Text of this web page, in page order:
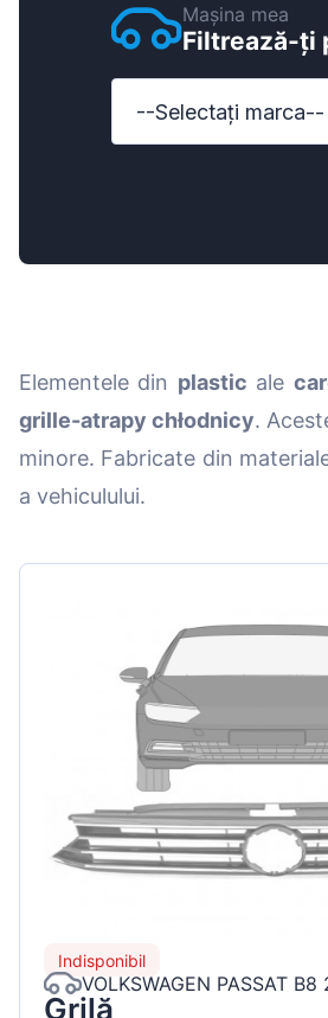
Mașina mea
Filtrează-ți
--Selectați marca--
Elementele din plastic ale
grille-atrapy chłodnicy.
minore. Fabricate din
a vehiculului.
Indisponibil
VOLKSWAGEN PASSAT B8
Grilă